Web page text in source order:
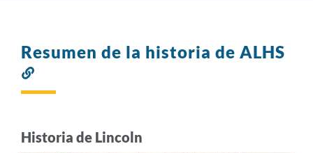
Resumen de la historia de ALHS
a
Historia de Lincoln